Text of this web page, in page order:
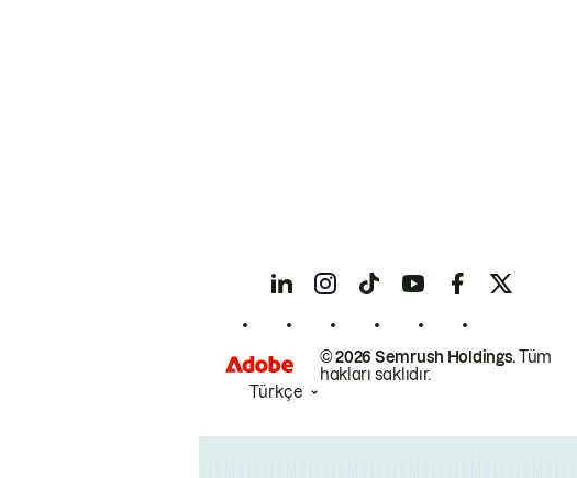
© 2026 Semrush Holdings.Tüm
hakları saklıdır.
Türkçe